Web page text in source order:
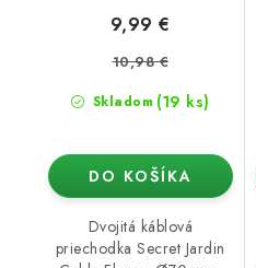
Skladom (19 ks)
9,99 €
10,98 €
DO KOŠÍKA
Dvojitá káblová
priechodka Secret Jardin